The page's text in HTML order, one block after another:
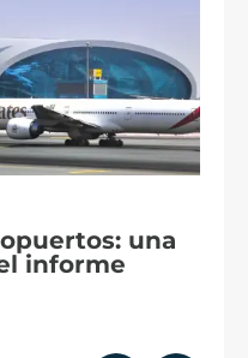
tres años: España
la observación